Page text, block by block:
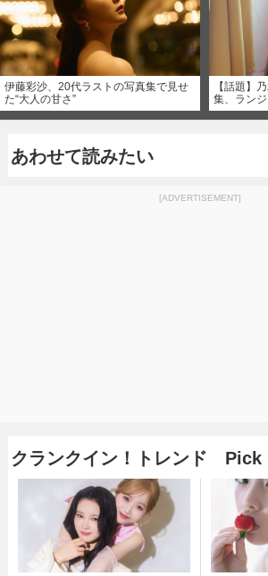
伊藤彩沙、20代ラストの写真集で見せ
た“大人の甘さ”
【話題】
集、ラン
あわせて読みたい
[ADVERTISEMENT]
クランクイン！トレンド Pick